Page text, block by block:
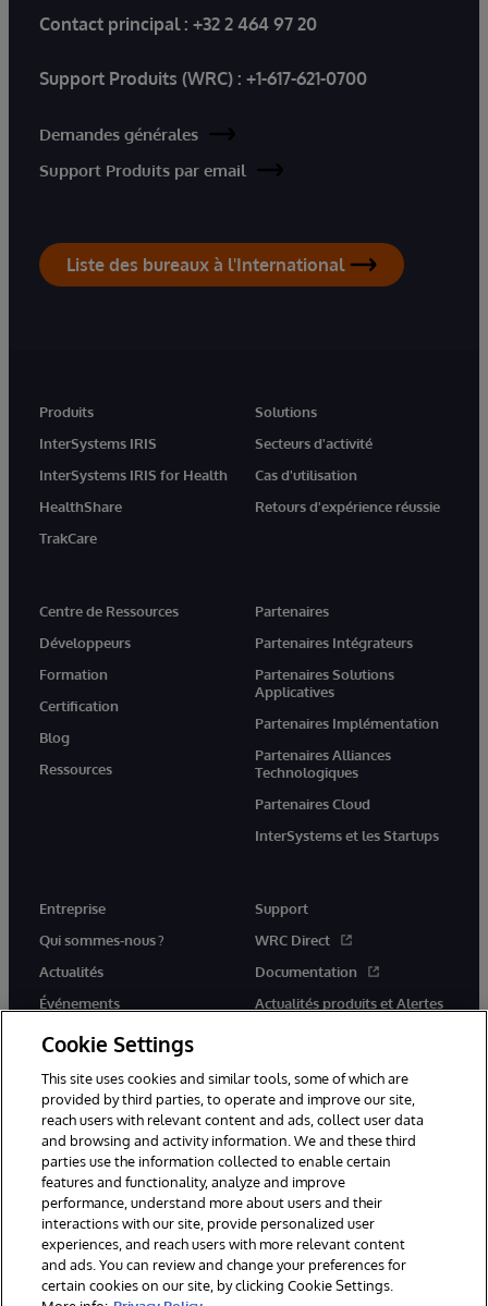
Contact principal : +32 2 464 97 20
Support Produits (WRC) : +1-617-621-0700
Demandes générales
Support Produits par email
Liste des bureaux à l'International
Produits
InterSystems IRIS
InterSystems IRIS for Health
HealthShare
TrakCare
Solutions
Secteurs d'activité
Cas d'utilisation
Retours d'expérience réussie
Centre de Ressources
Développeurs
Formation
Certification
Blog
Ressources
Partenaires
Partenaires Intégrateurs
Partenaires Solutions
Applicatives
Partenaires Implémentation
Partenaires Alliances
Technologiques
Partenaires Cloud
InterSystems et les Startups
Entreprise
Qui sommes-nous ?
Actualités
Événements
Rejoignez-nous
Support
WRC Direct
Documentation
Actualités produits et Alertes
© 1996-2026 InterSystems Corporation, Cambridge, MA. Tous droits
réservés.
Mentions légales
Déclaration de confidentialité d'InterSystems Corporation
Garantie
Accessibilité
Cookie Settings
This site uses cookies and similar tools, some of which are
provided by third parties, to operate and improve our site,
reach users with relevant content and ads, collect user data
and browsing and activity information. We and these third
parties use the information collected to enable certain
features and functionality, analyze and improve
performance, understand more about users and their
interactions with our site, provide personalized user
experiences, and reach users with more relevant content
and ads. You can review and change your preferences for
certain cookies on our site, by clicking Cookie Settings.